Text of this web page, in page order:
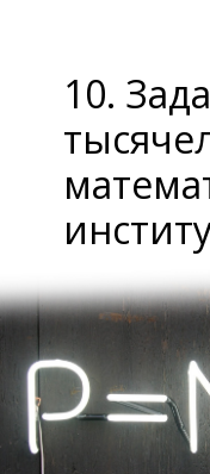
10.